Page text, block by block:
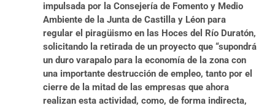
impulsada por la Consejería de Fomento y Medio
Ambiente de la Junta de Castilla y Léon para
regular el piragüismo en las Hoces del Río Duratón,
solicitando la retirada de un proyecto que “supondrá
un duro varapalo para la economía de la zona con
una importante destrucción de empleo, tanto por el
cierre de la mitad de las empresas que ahora
realizan esta actividad, como, de forma indirecta,